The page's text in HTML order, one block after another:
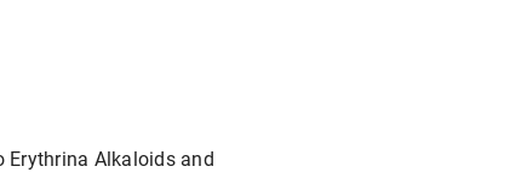
Erythrina Alkaloids and